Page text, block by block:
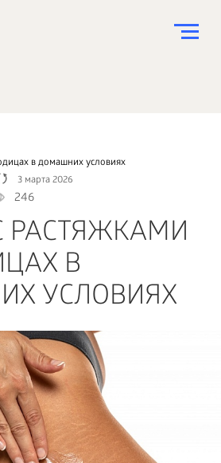
в домашних условиях
3 марта 2026
246
РАСТЯЖКАМИ
В
УСЛОВИЯХ